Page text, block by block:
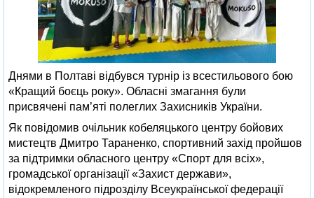
Днями в Полтаві відбувся турнір із всестильового бою
«Кращий боєць року». Обласні змагання були
присвячені пам’яті полеглих Захисників України.
Як повідомив очільник кобеляцького центру бойових
мистецтв Дмитро Тараненко, спортивний захід пройшов
за підтримки обласного центру «Спорт для всіх»,
громадської організації «Захист держави»,
відокремленого підрозділу Всеукраїнської федерації